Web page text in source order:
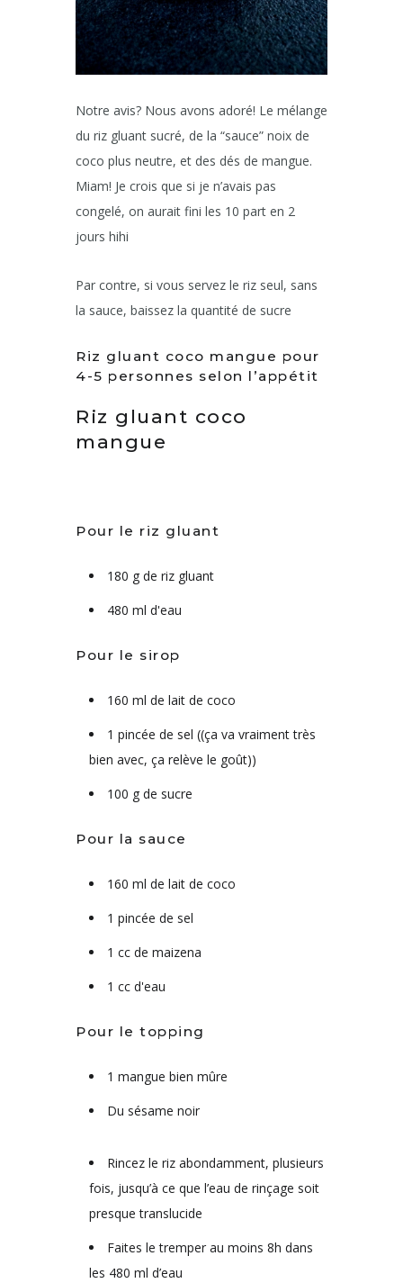
Notre avis? Nous avons adoré! Le mélange
du riz gluant sucré, de la “sauce” noix de
coco plus neutre, et des dés de mangue.
Miam! Je crois que si je n’avais pas
congelé, on aurait fini les 10 part en 2
jours hihi
Par contre, si vous servez le riz seul, sans
la sauce, baissez la quantité de sucre
Riz gluant coco mangue pour
4-5 personnes selon l’appétit
Riz gluant coco
mangue
Pour le riz gluant
180 g de riz gluant
480 ml d'eau
Pour le sirop
160 ml de lait de coco
1 pincée de sel ((ça va vraiment très
bien avec, ça relève le goût))
100 g de sucre
Pour la sauce
160 ml de lait de coco
1 pincée de sel
1 cc de maizena
1 cc d'eau
Pour le topping
1 mangue bien mûre
Du sésame noir
Rincez le riz abondamment, plusieurs
fois, jusqu’à ce que l’eau de rinçage soit
presque translucide
Faites le tremper au moins 8h dans
les 480 ml d’eau